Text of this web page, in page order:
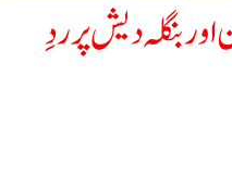
بنگلہ دیش پر ردِ